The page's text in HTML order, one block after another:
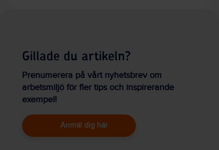
Gillade du artikeln?
Prenumerera på vårt nyhetsbrev om
arbetsmiljö för fler tips och inspirerande
exempel!
Anmäl dig här